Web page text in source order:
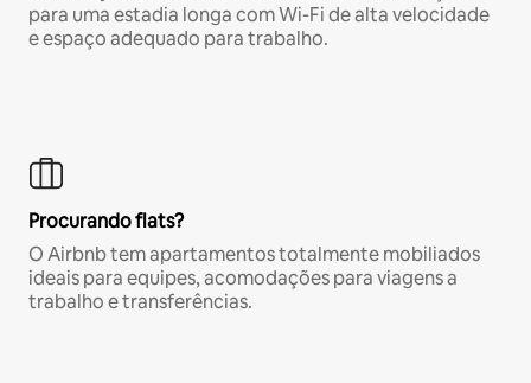
para uma estadia longa com Wi-Fi de alta velocidade
e espaço adequado para trabalho.
Procurando flats?
O Airbnb tem apartamentos totalmente mobiliados
ideais para equipes, acomodações para viagens a
trabalho e transferências.